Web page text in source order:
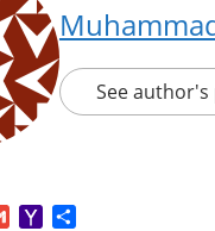
See author's
GmailYahoo